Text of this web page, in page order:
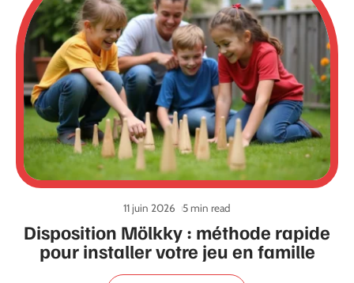
Disposition Mölkky : méthode rapide
pour installer votre jeu en famille
11 juin 2026 5 min read